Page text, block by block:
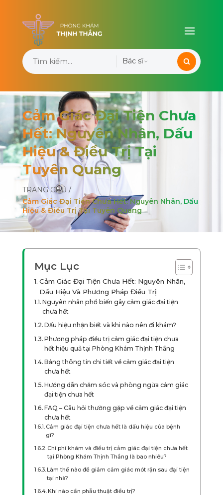
Bác sĩ
Cảm Giác Đại Tiện Chưa
Hết: Nguyên Nhân, Dấu
Hiệu & Điều Trị Tại
Tuyên Quang
TRANG CHỦ /
Cảm Giác Đại Tiện Chưa Hết: Nguyên Nhân, Dấu
Hiệu & Điều Trị Tại Tuyên Quang
Mục Lục
Cảm Giác Đại Tiện Chưa Hết: Nguyên Nhân,
Dấu Hiệu Và Phương Pháp Điều Trị
Nguyên nhân phổ biến gây cảm giác đại tiện
chưa hết
Dấu hiệu nhận biết và khi nào nên đi khám?
Phương pháp điều trị cảm giác đại tiện chưa
hết hiệu quả tại Phòng Khám Thịnh Thắng
Bảng thông tin chi tiết về cảm giác đại tiện
chưa hết
Hướng dẫn chăm sóc và phòng ngừa cảm giác
đại tiện chưa hết
FAQ – Câu hỏi thường gặp về cảm giác đại tiện
chưa hết
Cảm giác đại tiện chưa hết là dấu hiệu của bệnh
gì?
Chi phí khám và điều trị cảm giác đại tiện chưa hết
tại Phòng Khám Thịnh Thắng là bao nhiêu?
Làm thế nào để giảm cảm giác mót rặn sau đại tiện
tại nhà?
Khi nào cần phẫu thuật điều trị?